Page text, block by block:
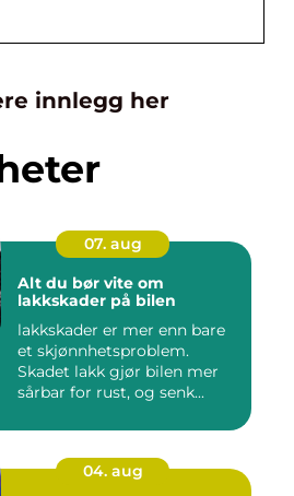
innlegg her
07. aug
Alt du bør vite om
lakkskader på bilen
lakkskader er mer enn bare
et skjønnhetsproblem.
Skadet lakk gjør bilen mer
sårbar for rust, og senk...
04. aug